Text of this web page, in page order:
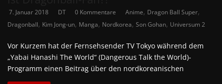
und
Deutschland
7. Januar 2018 DT 0 Kommentare Anime, Dragon Ball Super,
Dragonball, Kim Jong-un, Manga, Nordkorea, Son Gohan, Universum 2
Vor Kurzem hat der Fernsehsender TV Tokyo während dem
„Yabai Hanashi The World“ (Dangerous Talk the World)-
Programm einen Beitrag über den nordkoreanischen